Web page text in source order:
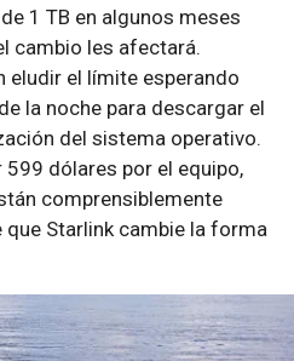
1 TB en algunos meses
cambio les afectará.
eludir el límite esperando
la noche para descargar el
del sistema operativo.
dólares por el equipo,
comprensiblemente
Starlink cambie la forma